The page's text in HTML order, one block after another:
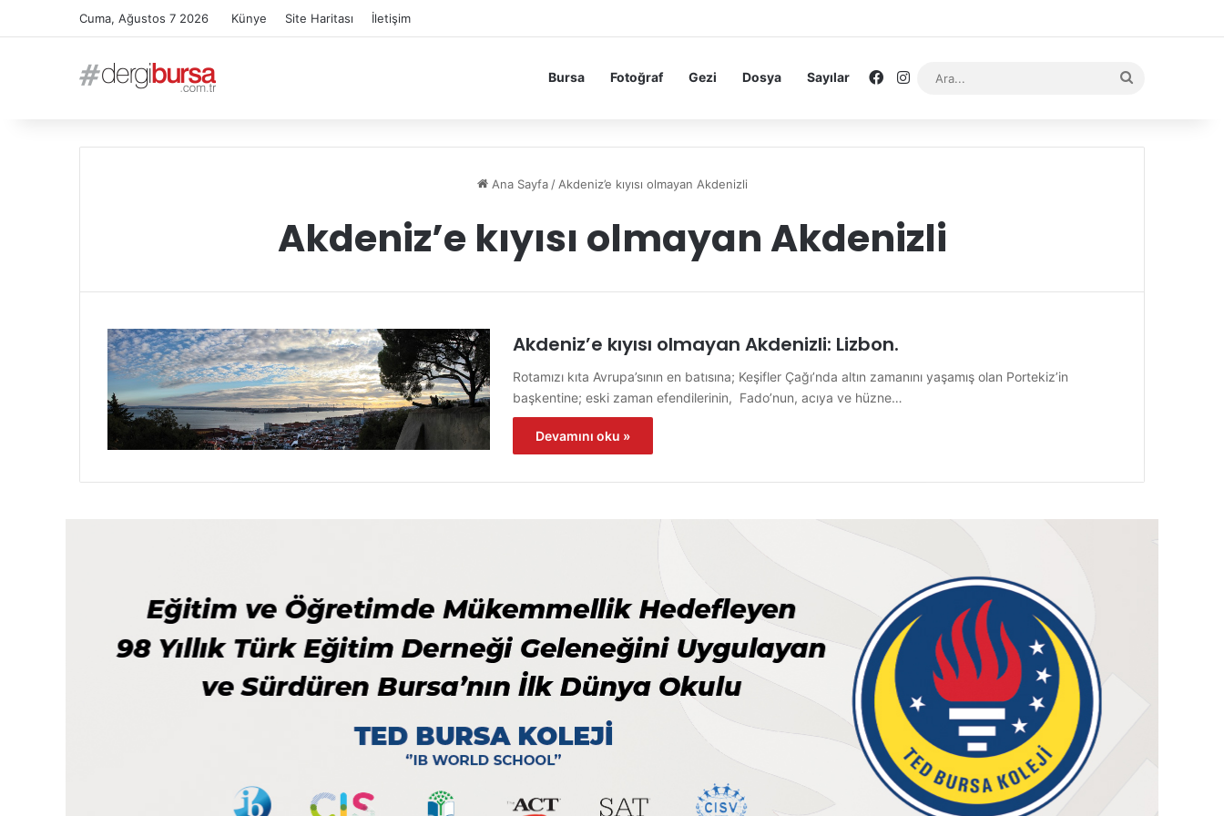
Cuma, Ağustos 7 2026 Künye Site Haritası İletişim
Bursa Fotoğraf Gezi Dosya Sayılar Facebook
Instagram
Ana Sayfa / Akdeniz’e kıyısı olmayan Akdenizli
Akdeniz’e kıyısı olmayan Akdenizli
Akdeniz’e kıyısı olmayan Akdenizli: Lizbon.
Rotamızı kıta Avrupa’sının en batısına; Keşifler Çağı’nda altın zamanını yaşamış olan Portekiz’in
başkentine; eski zaman efendilerinin, Fado’nun, acıya ve hüzne…
Devamını oku »